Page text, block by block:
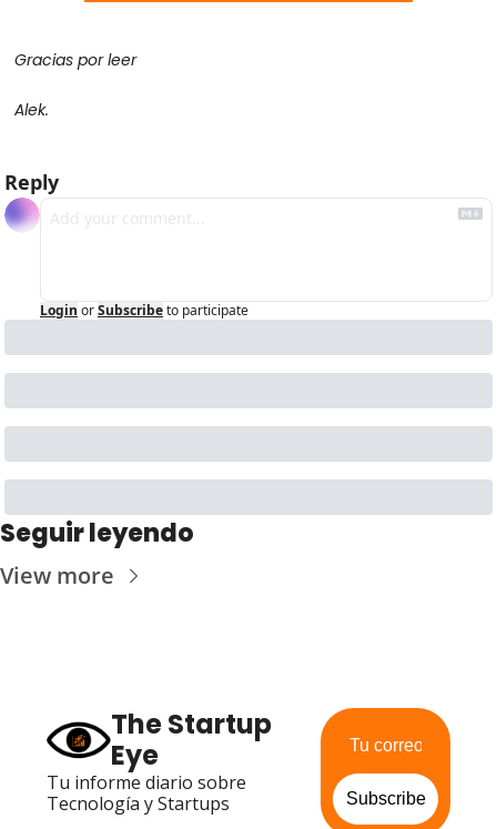
Gracias por leer
Alek.
Reply
Login orSubscribeto participate
Seguir leyendo
View more
The Startup
Eye
Tu informe diario sobre
Tecnología y Startups
Subscribe